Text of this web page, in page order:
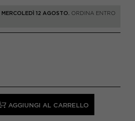
MERCOLEDÌ 12 AGOSTO.
ORDINA ENTRO
AGGIUNGI AL CARRELLO